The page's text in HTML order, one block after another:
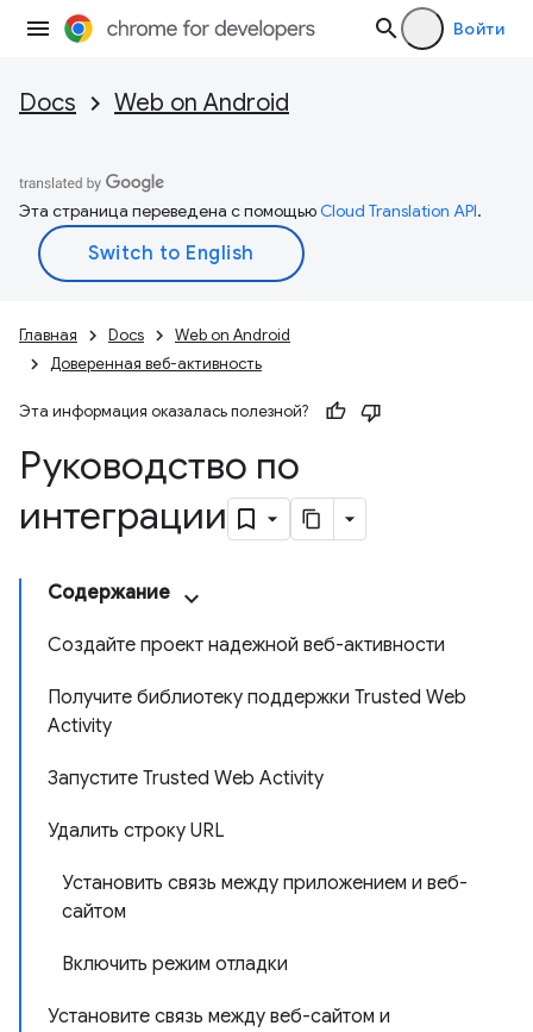
Войти
Docs Web on Android
Эта страница переведена с помощьюCloud Translation API.
Главная Docs
Web on Android
Доверенная веб-активность
Эта информация оказалась полезной?
Руководство по
интеграции
Содержание
Создайте проект надежной веб-активности
Получите библиотеку поддержки Trusted Web
Activity
Запустите Trusted Web Activity
Удалить строку URL
Установить связь между приложением и веб-
сайтом
Включить режим отладки
Установите связь между веб-сайтом и